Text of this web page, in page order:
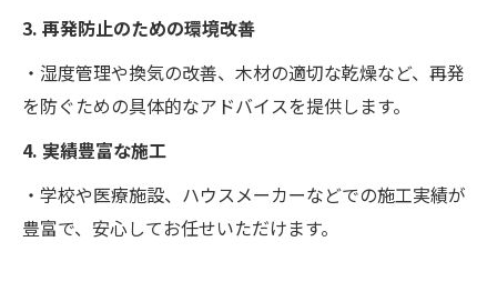
3. 再発防止のための環境改善
・湿度管理や換気の改善、木材の適切な乾燥など、再発
を防ぐための具体的なアドバイスを提供します。
4. 実績豊富な施工
・学校や医療施設、ハウスメーカーなどでの施工実績が
豊富で、安心してお任せいただけます。